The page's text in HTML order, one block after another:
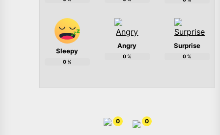
Sleepy
0%
Angry
0%
Surprise
0%
0 0